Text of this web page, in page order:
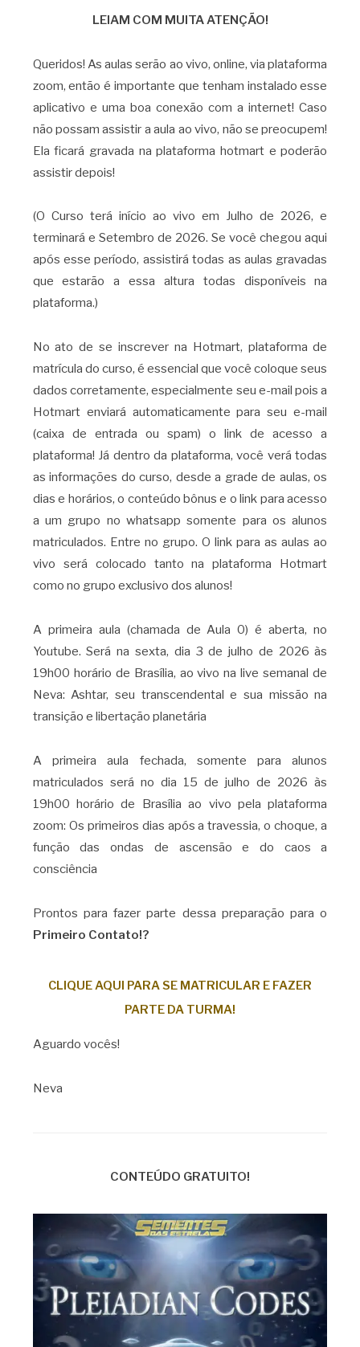
LEIAM COM MUITA ATENÇÃO!
Queridos! As aulas serão ao vivo, online, via plataforma
zoom, então é importante que tenham instalado esse
aplicativo e uma boa conexão com a internet! Caso
não possam assistir a aula ao vivo, não se preocupem!
Ela ficará gravada na plataforma hotmart e poderão
assistir depois!
(O Curso terá início ao vivo em Julho de 2026, e
terminará e Setembro de 2026. Se você chegou aqui
após esse período, assistirá todas as aulas gravadas
que estarão a essa altura todas disponíveis na
plataforma.)
No ato de se inscrever na Hotmart, plataforma de
matrícula do curso, é essencial que você coloque seus
dados corretamente, especialmente seu e-mail pois a
Hotmart enviará automaticamente para seu e-mail
(caixa de entrada ou spam) o link de acesso a
plataforma! Já dentro da plataforma, você verá todas
as informações do curso, desde a grade de aulas, os
dias e horários, o conteúdo bônus e o link para acesso
a um grupo no whatsapp somente para os alunos
matriculados. Entre no grupo. O link para as aulas ao
vivo será colocado tanto na plataforma Hotmart
como no grupo exclusivo dos alunos!
A primeira aula (chamada de Aula 0) é aberta, no
Youtube. Será na sexta, dia 3 de julho de 2026 às
19h00 horário de Brasília, ao vivo na live semanal de
Neva: Ashtar, seu transcendental e sua missão na
transição e libertação planetária
A primeira aula fechada, somente para alunos
matriculados será no dia 15 de julho de 2026 às
19h00 horário de Brasília ao vivo pela plataforma
zoom: Os primeiros dias após a travessia, o choque, a
função das ondas de ascensão e do caos a
consciência
Prontos para fazer parte dessa preparação para o
Primeiro Contato!?
CLIQUE AQUI PARA SE MATRICULAR E FAZER
PARTE DA TURMA!
Aguardo vocês!
Neva
CONTEÚDO GRATUITO!